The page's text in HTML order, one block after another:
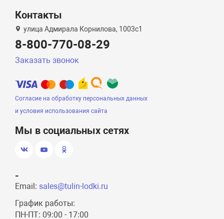
Контакты
улица Адмирала Корнилова, 1003с1
8-800-770-08-29
Заказать звонок
Согласие на обработку персональных данных
и условия использования сайта
Мы в социальных сетях
-
Email: sales@tulin-lodki.ru
График работы:
ПН-ПТ: 09:00 - 17:00